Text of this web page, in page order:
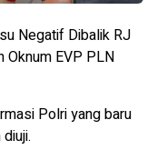
Negatif Dibalik RJ
Oknum EVP PLN
Polri yang baru